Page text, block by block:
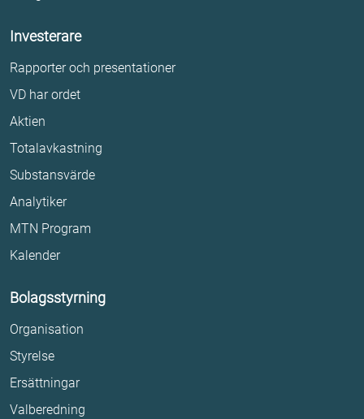
Investerare
Rapporter och presentationer
VD har ordet
Aktien
Totalavkastning
Substansvärde
Analytiker
MTN Program
Kalender
Bolagsstyrning
Organisation
Styrelse
Ersättningar
Valberedning